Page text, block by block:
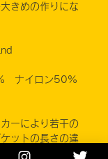
きめの作りにな
ナイロン50%
ーにより若干の
ットの長さの違
さはまちまちで